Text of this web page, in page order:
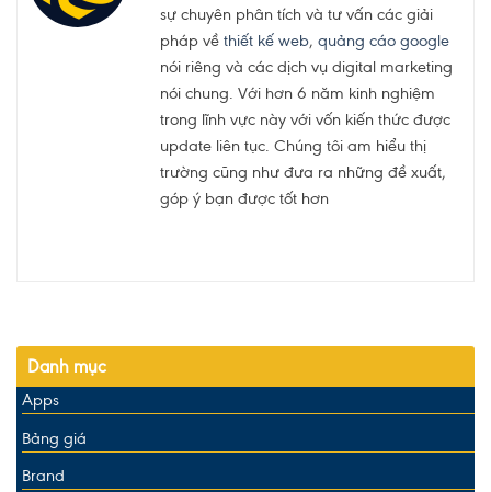
sự chuyên phân tích và tư vấn các giải
pháp về thiết kế web, quảng cáo google
nói riêng và các dịch vụ digital marketing
nói chung. Với hơn 6 năm kinh nghiệm
trong lĩnh vực này với vốn kiến thức được
update liên tục. Chúng tôi am hiểu thị
trường cũng như đưa ra những đề xuất,
góp ý bạn được tốt hơn
Danh mục
Apps
Bảng giá
Brand